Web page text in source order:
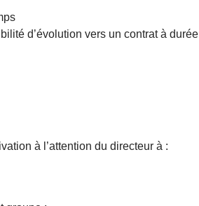
d’évolution vers un contrat à durée
à l’attention du directeur à :